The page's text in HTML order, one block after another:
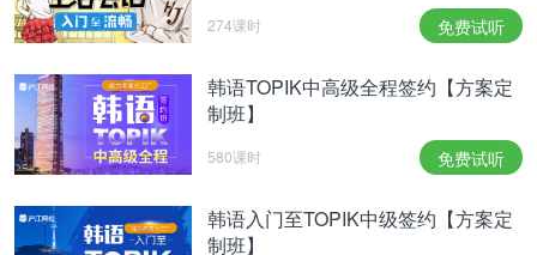
274课时 免费试听
韩语TOPIK中高级全程签约【方案定
制班】
580课时 免费试听
韩语入门至TOPIK中级签约【方案定
制班】